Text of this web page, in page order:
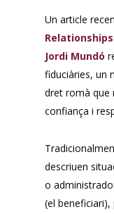
Un article
Relationships
Jordi Mundó
fiduciàries, un
dret romà que
confiança i
descriuen
o
(el beneficiari),